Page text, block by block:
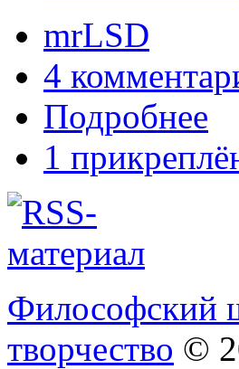
mrLSD
4
Подробнее
1
Философский
творчество ©